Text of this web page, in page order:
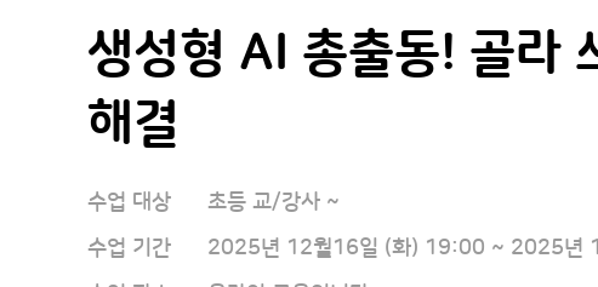
야
놀
자
생성형 AI 총출동! 골라
해결
수업 대상
초등 교/강사 ~
수업 기간
2025년 12월16일 (화) 19:00 ~ 2025년